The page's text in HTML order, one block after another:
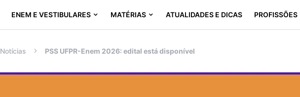
ENEM E VESTIBULARES MATÉRIAS ATUALIDADES E DICAS PROFISSÕES
Notícias PSS UFPR-Enem 2026: edital está disponível